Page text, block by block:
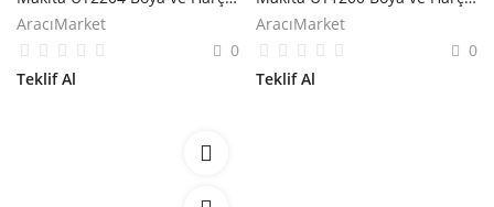
AracıMarket
0
Teklif Al
AracıMarket
0
Teklif Al